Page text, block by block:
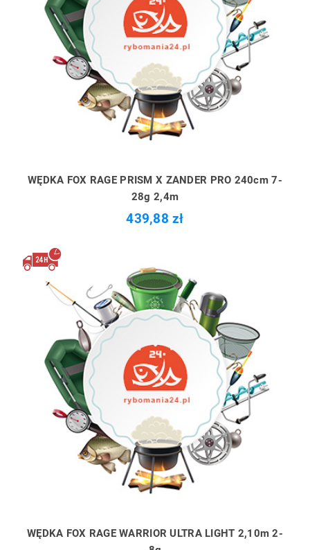
WĘDKA FOX RAGE PRISM X ZANDER PRO 240cm 7-
28g 2,4m
439,88 zł
WĘDKA FOX RAGE WARRIOR ULTRA LIGHT 2,10m 2-